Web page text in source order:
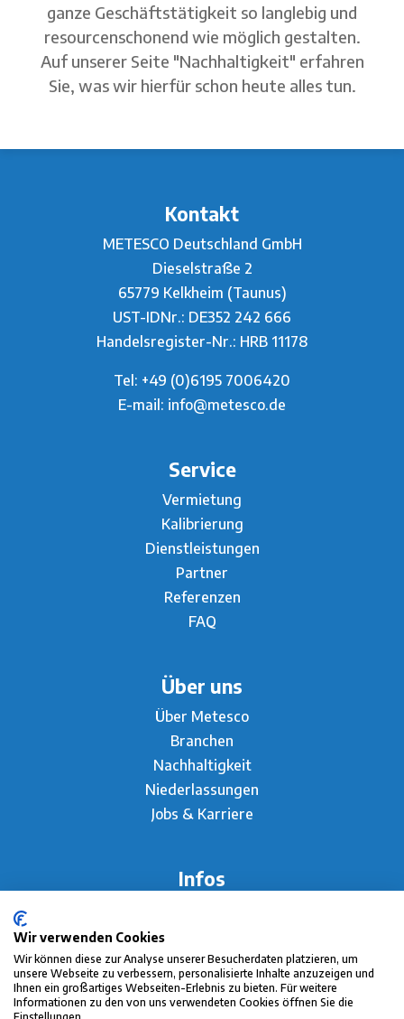
ganze Geschäftstätigkeit so langlebig und
resourcenschonend wie möglich gestalten.
Auf unserer Seite "Nachhaltigkeit" erfahren
Sie, was wir hierfür schon heute alles tun.
Kontakt
METESCO Deutschland GmbH
Dieselstraße 2
65779 Kelkheim (Taunus)
UST-IDNr.: DE352 242 666
Handelsregister-Nr.: HRB 11178
Tel: +49 (0)6195 7006420
E-mail: info@metesco.de
Service
Vermietung
Kalibrierung
Dienstleistungen
Partner
Referenzen
FAQ
Über uns
Über Metesco
Branchen
Nachhaltigkeit
Niederlassungen
Jobs & Karriere
Infos
Datenschutz
Wir verwenden Cookies
Wir können diese zur Analyse unserer Besucherdaten platzieren, um
unsere Webseite zu verbessern, personalisierte Inhalte anzuzeigen und
Ihnen ein großartiges Webseiten-Erlebnis zu bieten. Für weitere
Informationen zu den von uns verwendeten Cookies öffnen Sie die